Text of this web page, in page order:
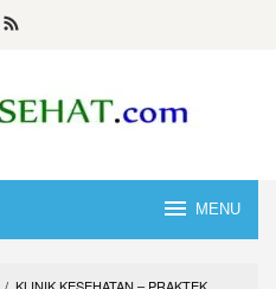
MENU